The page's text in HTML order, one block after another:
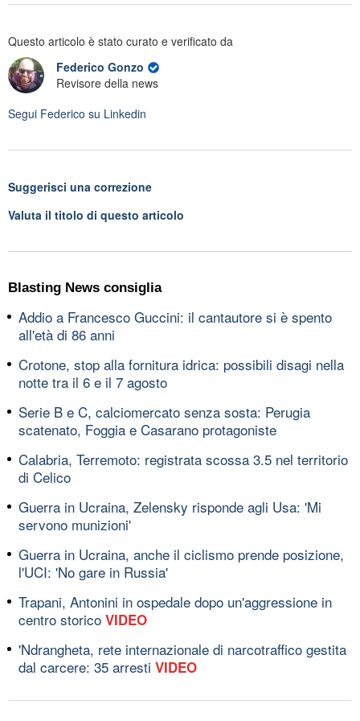
Questo articolo è stato curato e verificato da
Federico Gonzo
Revisore della news
Segui Federico su Linkedin
Suggerisci una correzione
Valuta il titolo di questo articolo
Blasting News consiglia
Addio a Francesco Guccini: il cantautore si è spento
all'età di 86 anni
Crotone, stop alla fornitura idrica: possibili disagi nella
notte tra il 6 e il 7 agosto
Serie B e C, calciomercato senza sosta: Perugia
scatenato, Foggia e Casarano protagoniste
Calabria, Terremoto: registrata scossa 3.5 nel territorio
di Celico
Guerra in Ucraina, Zelensky risponde agli Usa: 'Mi
servono munizioni'
Guerra in Ucraina, anche il ciclismo prende posizione,
l'UCI: 'No gare in Russia'
Trapani, Antonini in ospedale dopo un'aggressione in
centro storico VIDEO
'Ndrangheta, rete internazionale di narcotraffico gestita
dal carcere: 35 arresti VIDEO